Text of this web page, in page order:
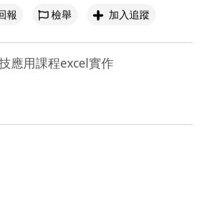
報
檢舉 加入追蹤
應用課程excel實作